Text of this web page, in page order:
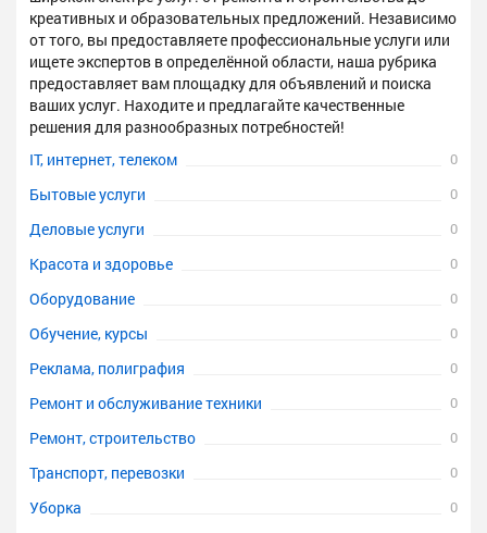
креативных и образовательных предложений. Независимо
от того, вы предоставляете профессиональные услуги или
ищете экспертов в определённой области, наша рубрика
предоставляет вам площадку для объявлений и поиска
ваших услуг. Находите и предлагайте качественные
решения для разнообразных потребностей!
IT, интернет, телеком
0
Бытовые услуги 0
Деловые услуги 0
Красота и здоровье 0
Оборудование 0
Обучение, курсы 0
Реклама, полиграфия 0
Ремонт и обслуживание техники 0
Ремонт, строительство 0
Транспорт, перевозки 0
Уборка 0